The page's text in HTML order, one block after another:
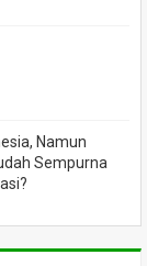
Namun
Sempurna